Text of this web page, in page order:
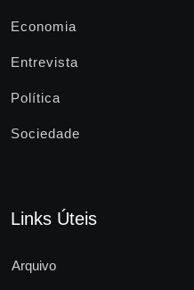
Economia
Entrevista
Política
Sociedade
Links Úteis
Arquivo